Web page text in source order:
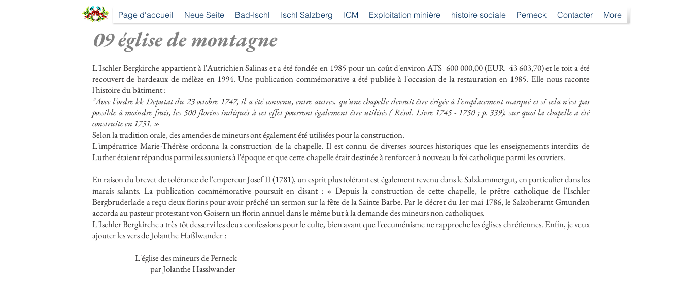
Page d'accueil Neue Seite Bad-Ischl Ischl Salzberg IGM Exploitation minière histoire sociale Perneck Contacter More
09 église de montagne
L'Ischler Bergkirche appartient à l'Autrichien Salinas et a été fondée en 1985 pour un coût d'environ ATS 600 000,00 (EUR 43 603,70) et le toit a été
recouvert de bardeaux de mélèze en 1994. Une publication commémorative a été publiée à l'occasion de la restauration en 1985. Elle nous raconte
l'histoire du bâtiment :
"Avec l'ordre kk Deputat du 23 octobre 1747, il a été convenu, entre autres, qu'une chapelle devrait être érigée à l'emplacement marqué et si cela n'est pas
possible à moindre frais, les 500 florins indiqués à cet effet pourront également être utilisés ( Résol. Livre 1745 - 1750 ; p. 339), sur quoi la chapelle a été
construite en 1751. »
Selon la tradition orale, des amendes de mineurs ont également été utilisées pour la construction.
L'impératrice Marie-Thérèse ordonna la construction de la chapelle. Il est connu de diverses sources historiques que les enseignements interdits de
Luther étaient répandus parmi les sauniers à l'époque et que cette chapelle était destinée à renforcer à nouveau la foi catholique parmi les ouvriers.
En raison du brevet de tolérance de l'empereur Josef II (1781), un esprit plus tolérant est également revenu dans le Salzkammergut, en particulier dans les
marais salants. La publication commémorative poursuit en disant : « Depuis la construction de cette chapelle, le prêtre catholique de l'Ischler
Bergbruderlade a reçu deux florins pour avoir prêché un sermon sur la fête de la Sainte Barbe. Par le décret du 1er mai 1786, le Salzoberamt Gmunden
accorda au pasteur protestant von Goisern un florin annuel dans le même but à la demande des mineurs non catholiques.
L'Ischler Bergkirche a très tôt desservi les deux confessions pour le culte, bien avant que l'œcuménisme ne rapproche les églises chrétiennes. Enfin, je veux
ajouter les vers de Jolanthe Haßlwander :
L'église des mineurs de Perneck
par Jolanthe Hasslwander